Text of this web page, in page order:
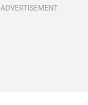
ADVERTISEMENT